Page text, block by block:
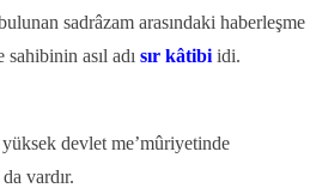
sadrâzam arasındaki haberleşme
asıl adı sır kâtibiidi.
devlet me’mûriyetinde
vardır.